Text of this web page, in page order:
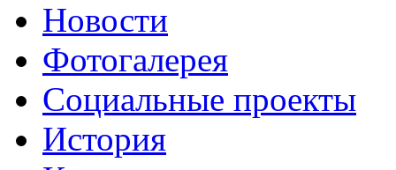
Новости
Фотогалерея
Социальные проекты
История